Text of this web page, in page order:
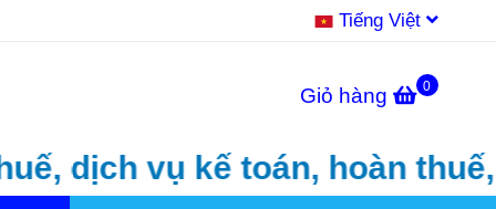
Tiếng Việt
Giỏ hàng 0
vụ kế toán, hoàn thuế,